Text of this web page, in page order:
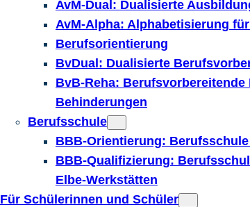
AvM-Dual: Dualisierte
AvM-Alpha: Alphabetisierung
Berufsorientierung
BvDual: Dualisierte
BvB-Reha:
Behinderungen
Berufsschule
BBB-Orientierung:
BBB-Qualifizierung:
Elbe-Werkstätten
Für Schülerinnen und Schüler